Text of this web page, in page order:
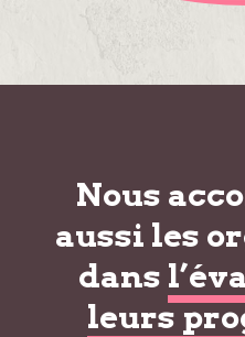
Nous
aussi les
dans
leurs